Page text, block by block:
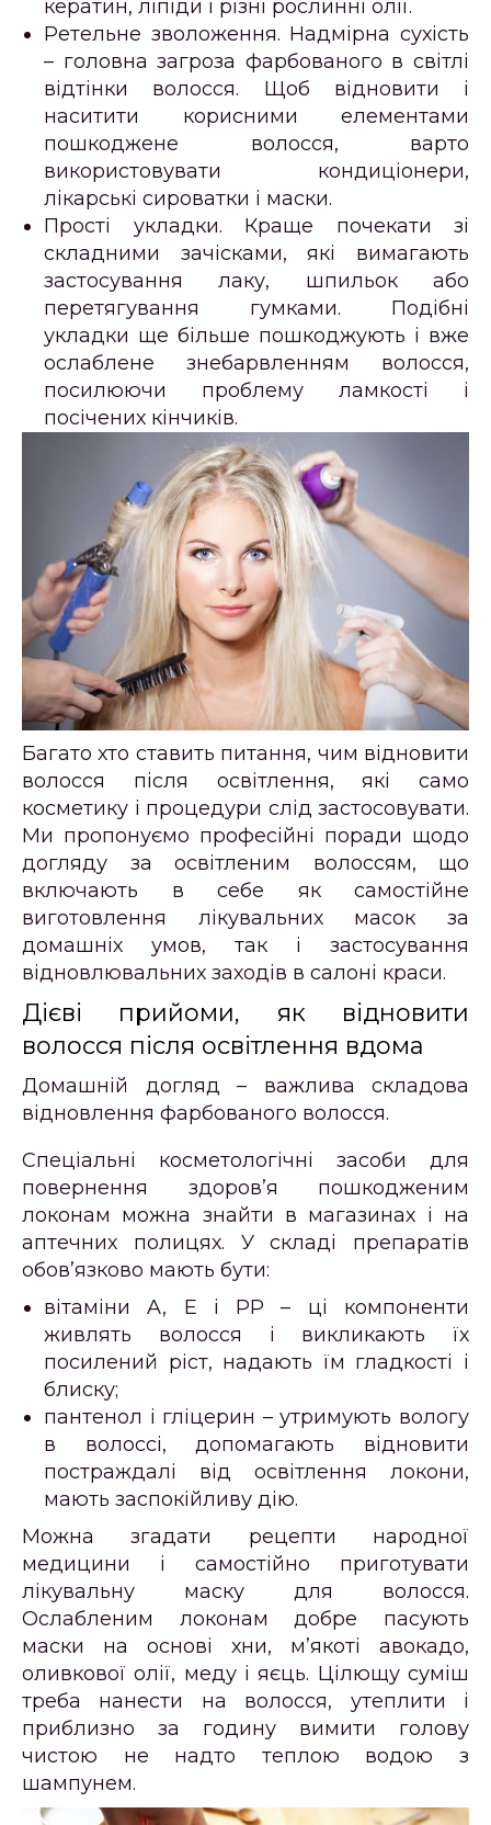
кератин, ліпіди і різні рослинні олії.
Ретельне зволоження. Надмірна сухість
– головна загроза фарбованого в світлі
відтінки волосся. Щоб відновити і
наситити корисними елементами
пошкоджене волосся, варто
використовувати кондиціонери,
лікарські сироватки і маски.
Прості укладки. Краще почекати зі
складними зачісками, які вимагають
застосування лаку, шпильок або
перетягування гумками. Подібні
укладки ще більше пошкоджують і вже
ослаблене знебарвленням волосся,
посилюючи проблему ламкості і
посічених кінчиків.
Багато хто ставить питання, чим відновити
волосся після освітлення, які само
косметику і процедури слід застосовувати.
Ми пропонуємо професійні поради щодо
догляду за освітленим волоссям, що
включають в себе як самостійне
виготовлення лікувальних масок за
домашніх умов, так і застосування
відновлювальних заходів в салоні краси.
Дієві прийоми, як відновити
волосся після освітлення вдома
Домашній догляд – важлива складова
відновлення фарбованого волосся.
Спеціальні косметологічні засоби для
повернення здоров’я пошкодженим
локонам можна знайти в магазинах і на
аптечних полицях. У складі препаратів
обов’язково мають бути:
вітаміни A, E і PP – ці компоненти
живлять волосся і викликають їх
посилений ріст, надають їм гладкості і
блиску;
пантенол і гліцерин – утримують вологу
в волоссі, допомагають відновити
постраждалі від освітлення локони,
мають заспокійливу дію.
Можна згадати рецепти народної
медицини і самостійно приготувати
лікувальну маску для волосся.
Ослабленим локонам добре пасують
маски на основі хни, м’якоті авокадо,
оливкової олії, меду і яєць. Цілющу суміш
треба нанести на волосся, утеплити і
приблизно за годину вимити голову
чистою не надто теплою водою з
шампунем.